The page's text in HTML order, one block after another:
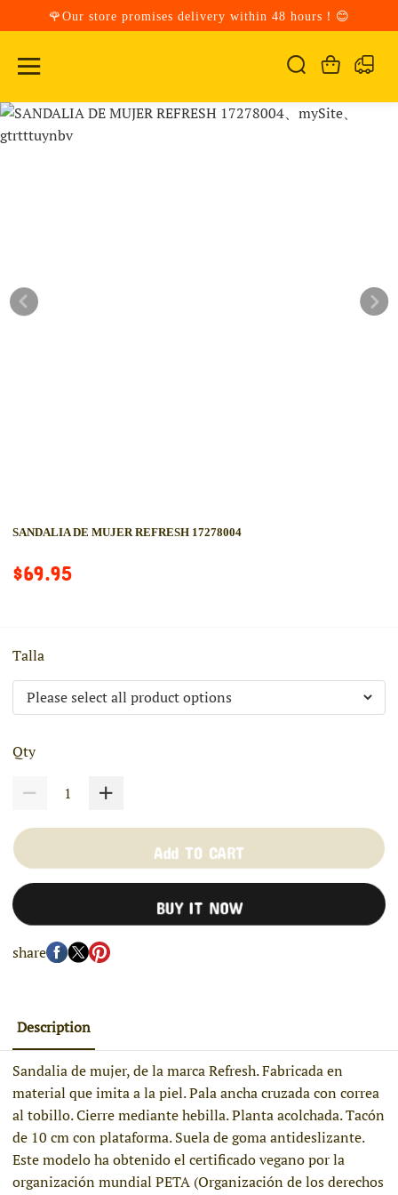
🌹Our store promises delivery within 48 hours！😊
SANDALIA DE MUJER REFRESH 17278004
$69.95
Talla
Qty
Add TO CART
BUY IT NOW
share
Description
Sandalia de mujer, de la marca Refresh. Fabricada en
material que imita a la piel. Pala ancha cruzada con correa
al tobillo. Cierre mediante hebilla. Planta acolchada. Tacón
de 10 cm con plataforma. Suela de goma antideslizante.
Este modelo ha obtenido el certificado vegano por la
organización mundial PETA (Organización de los derechos